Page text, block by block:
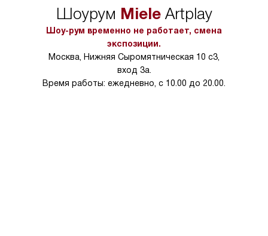
Шоурум MieleArtplay
Шоу-рум временно не работает, смена
экспозиции.
Москва, Нижняя Сыромятническая 10 с3,
вход 3а.
Время работы: ежедневно, с 10.00 до 20.00.